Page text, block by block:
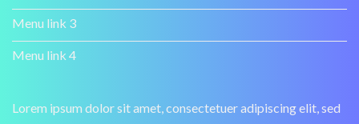
Menu link 3
Menu link 4
Lorem ipsum dolor sit amet, consectetuer adipiscing elit, sed